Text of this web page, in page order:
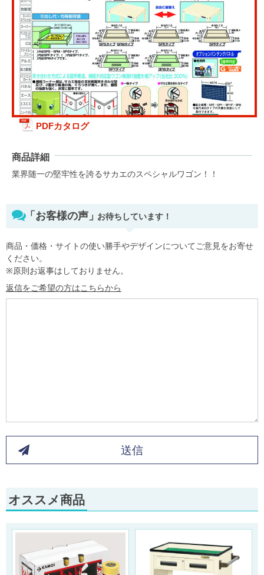
PDFカタログ
商品詳細
業界随一の堅牢性を誇るサカエのスペシャルワゴン！！
「お客様の声」お待ちしています！
商品・価格・サイトの使い勝手やデザインについてご意見をお寄せ
ください。
※原則お返事はしておりません。
返信をご希望の方はこちらから
送信
オススメ商品